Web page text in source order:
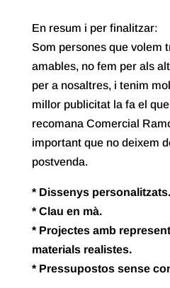
En resum i per finalitzar:
Som persones que volem
amables, no fem per als
per a nosaltres, i tenim
millor publicitat la fa el
recomana Comercial
important que no deixem
postvenda.
* Dissenys personalitzats.
* Clau en mà.
* Projectes amb
materials realistes.
* Pressupostos sense